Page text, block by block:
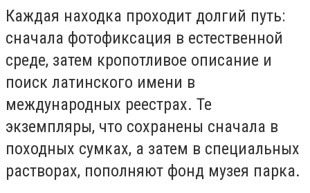
Каждая находка проходит долгий путь:
сначала фотофиксация в естественной
среде, затем кропотливое описание и
поиск латинского имени в
международных реестрах. Те
экземпляры, что сохранены сначала в
походных сумках, а затем в специальных
растворах, пополняют фонд музея парка.